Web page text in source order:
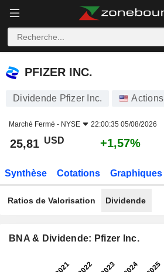
PFIZER INC.
PFIZER INC.
Dividende Pfizer Inc. Actions
Marché Fermé - NYSE 22:00:35 05/08/2026
25,81 USD +1,57%
Synthèse Cotations Graphiques
Ratios de Valorisation Dividende
BNA & Dividende: Pfizer Inc.